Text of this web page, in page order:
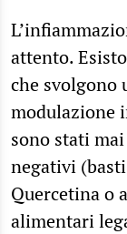
attento.
che svolgono
modulazione
sono stati
negativi
Quercetina o
alimentari